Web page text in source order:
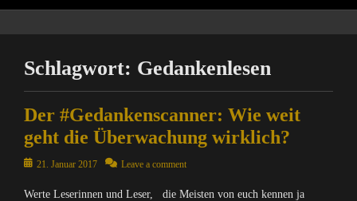
Schlagwort: Gedankenlesen
Der #Gedankenscanner: Wie weit
geht die Überwachung wirklich?
Posted21. Januar 2017 Leave a comment
Werte Leserinnen und Leser, die Meisten von euch kennen ja